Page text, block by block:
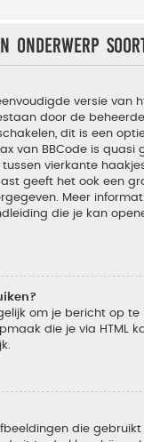
onderwerp
versie van
door de
dit is een
van BBCode is quasi
tussen vierkante
geeft het ook een
Meer
die je kan
om je bericht op te
die je via HTML
die